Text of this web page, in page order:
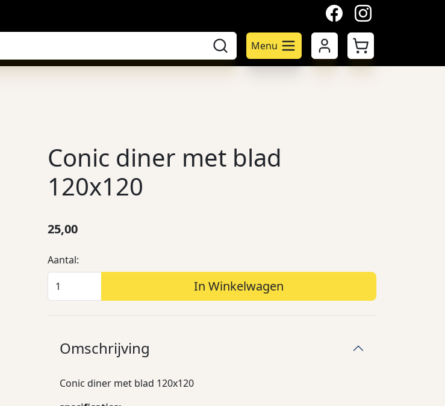
facebookinstagram
Menu Mijn accountWinkelwagen
Conic diner met blad
120x120
25,00
Aantal:
In Winkelwagen
Omschrijving
Conic diner met blad 120x120